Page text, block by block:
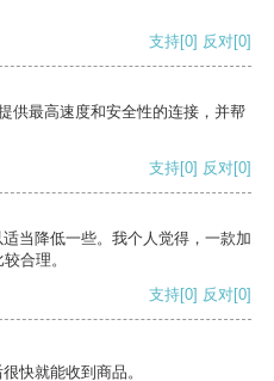
支持[0] 反对[0]
供最高速度和安全性的连接，并帮
支持[0] 反对[0]
当降低一些。我个人觉得，一款加
合理。
支持[0] 反对[0]
快就能收到商品。